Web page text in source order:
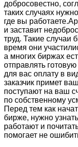
добросовестно,
таких случаях
где вы
и заставит
труд. Такие случаи
время они
а многих биржах
отправлять готовую
для вас оплату в
заказчик примет
поступают на ваш
по собственному
Перед тем как
бирже, нужно
работают и
помогает не